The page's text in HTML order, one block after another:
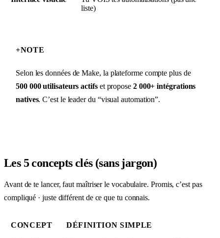
liste)
+NOTE
Selon les données de Make, la plateforme compte plus de
500 000 utilisateurs actifset propose 2 000+ intégrations
natives. C’est le leader du “visual automation”.
Les 5 concepts clés (sans jargon)
Avant de te lancer, faut maîtriser le vocabulaire. Promis, c’est pas
compliqué · juste différent de ce que tu connais.
CONCEPT DÉFINITION SIMPLE